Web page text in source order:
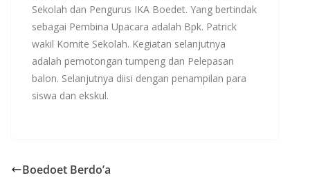
Sekolah dan Pengurus IKA Boedet. Yang bertindak
sebagai Pembina Upacara adalah Bpk. Patrick
wakil Komite Sekolah. Kegiatan selanjutnya
adalah pemotongan tumpeng dan Pelepasan
balon. Selanjutnya diisi dengan penampilan para
siswa dan ekskul.
Boedoet Berdo’a